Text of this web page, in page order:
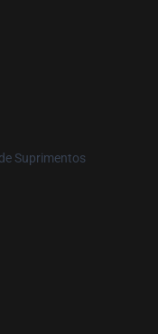
Suprimentos